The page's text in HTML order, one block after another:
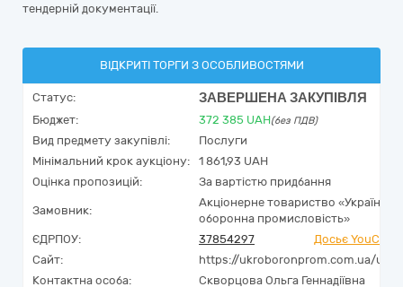
тендерній документації.
ВІДКРИТІ ТОРГИ З ОСОБЛИВОСТЯМИ
Статус: ЗАВЕРШЕНА ЗАКУПІВЛЯ
Бюджет: 372 385 UAH(без ПДВ)
Вид предмету закупівлі:
Послуги
Мінімальний крок аукціону:
1 861,93 UAH
Оцінка пропозицій:
За вартістю придбання
Замовник:
Акціонерне товариство
оборонна промисловість»
ЄДРПОУ:
37854297
Досьє
Сайт:
https://ukroboronprom.com.ua/uk/
Контактна особа:
Скворцова Ольга Геннадіївна